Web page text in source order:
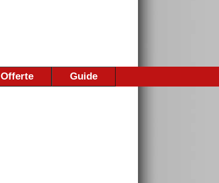
Offerte Guide